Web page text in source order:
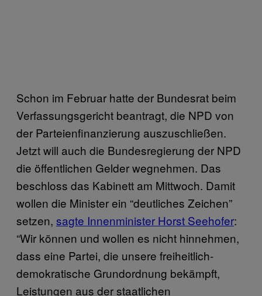
Schon im Februar hatte der Bundesrat beim
Verfassungsgericht beantragt, die NPD von
der Parteienfinanzierung auszuschließen.
Jetzt will auch die Bundesregierung der NPD
die öffentlichen Gelder wegnehmen. Das
beschloss das Kabinett am Mittwoch. Damit
wollen die Minister ein “deutliches Zeichen”
setzen, sagte Innenminister Horst Seehofer:
“Wir können und wollen es nicht hinnehmen,
dass eine Partei, die unsere freiheitlich-
demokratische Grundordnung bekämpft,
Leistungen aus der staatlichen